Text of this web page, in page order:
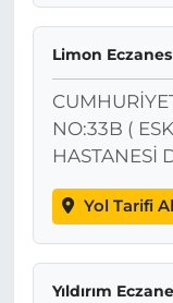
Limon
NO:33B (
HASTANESİ
Yol Tarifi Al
Yıldırım